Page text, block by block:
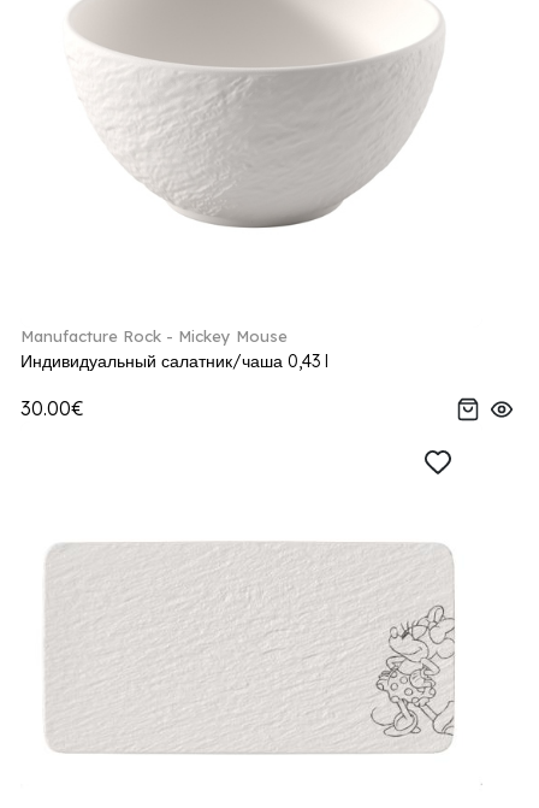
Manufacture Rock - Mickey Mouse
Индивидуальный салатник/чаша 0,43 l
30.00€